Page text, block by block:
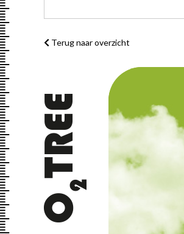
Terug naar overzicht